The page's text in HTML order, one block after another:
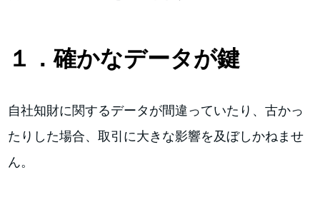
１．確かなデータが鍵
自社知財に関するデータが間違っていたり、古かっ
たりした場合、取引に大きな影響を及ぼしかねませ
ん。